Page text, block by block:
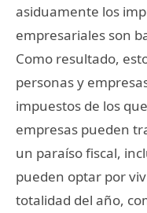
asiduamente los
empresariales son
Como resultado,
personas y
impuestos de los
empresas pueden
un paraíso fiscal,
pueden optar por
totalidad del año,